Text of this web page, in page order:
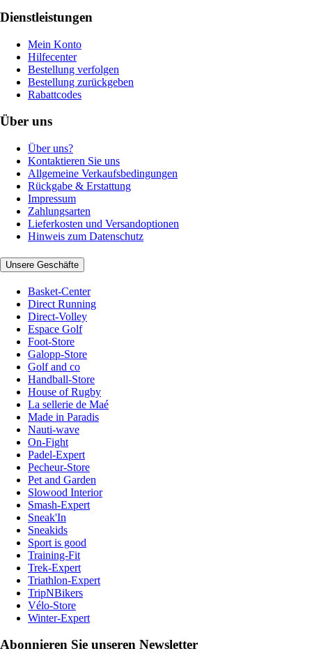
Dienstleistungen
Mein Konto
Hilfecenter
Bestellung verfolgen
Bestellung zurückgeben
Rabattcodes
Über uns
Über uns?
Kontaktieren Sie uns
Allgemeine Verkaufsbedingungen
Rückgabe & Erstattung
Impressum
Zahlungsarten
Lieferkosten und Versandoptionen
Hinweis zum Datenschutz
Unsere Geschäfte
Basket-Center
Direct Running
Direct-Volley
Espace Golf
Foot-Store
Galopp-Store
Golf and co
Handball-Store
House of Rugby
La sellerie de Maé
Made in Paradis
Nauti-wave
On-Fight
Padel-Expert
Pecheur-Store
Pet and Garden
Slowood Interior
Smash-Expert
Sneak'In
Sneakids
Sport is good
Training-Fit
Trek-Expert
Triathlon-Expert
TripNBikers
Vélo-Store
Winter-Expert
Abonnieren Sie unseren Newsletter